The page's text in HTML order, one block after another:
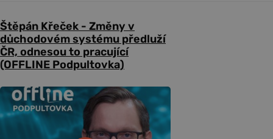
Štěpán Křeček - Změny v
důchodovém systému předluží
ČR, odnesou to pracující
(OFFLINE Podpultovka)